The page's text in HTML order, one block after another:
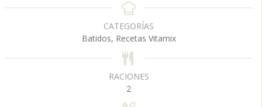
n
s
n
CATEGORÍAS
Batidos, Recetas Vitamix
RACIONES
2